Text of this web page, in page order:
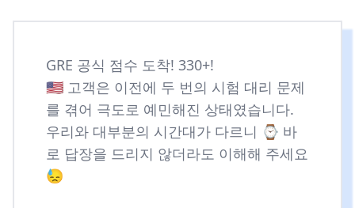
GRE 공식 점수 도착! 330+!
🇺🇸 고객은 이전에 두 번의 시험 대리 문제
를 겪어 극도로 예민해진 상태였습니다.
우리와 대부분의 시간대가 다르니 ⌚️ 바
로 답장을 드리지 않더라도 이해해 주세요
😓